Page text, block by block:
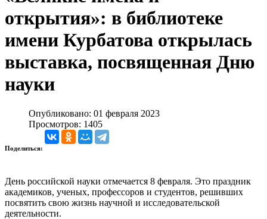
открытия»: в библиотеке
имени Курбатова открылась
выставка, посвященная Дню
науки
Опубликовано: 01 февраля 2023
Просмотров: 1405
Поделиться:
День российской науки отмечается 8 февраля. Это праздник
академиков, ученых, профессоров и студентов, решивших
посвятить свою жизнь научной и исследовательской
деятельности.